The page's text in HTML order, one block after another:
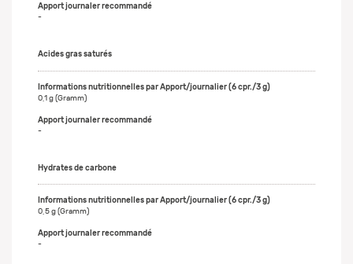
-
Acides gras saturés
0,1 g (Gramm)
-
Hydrates de carbone
0,5 g (Gramm)
-